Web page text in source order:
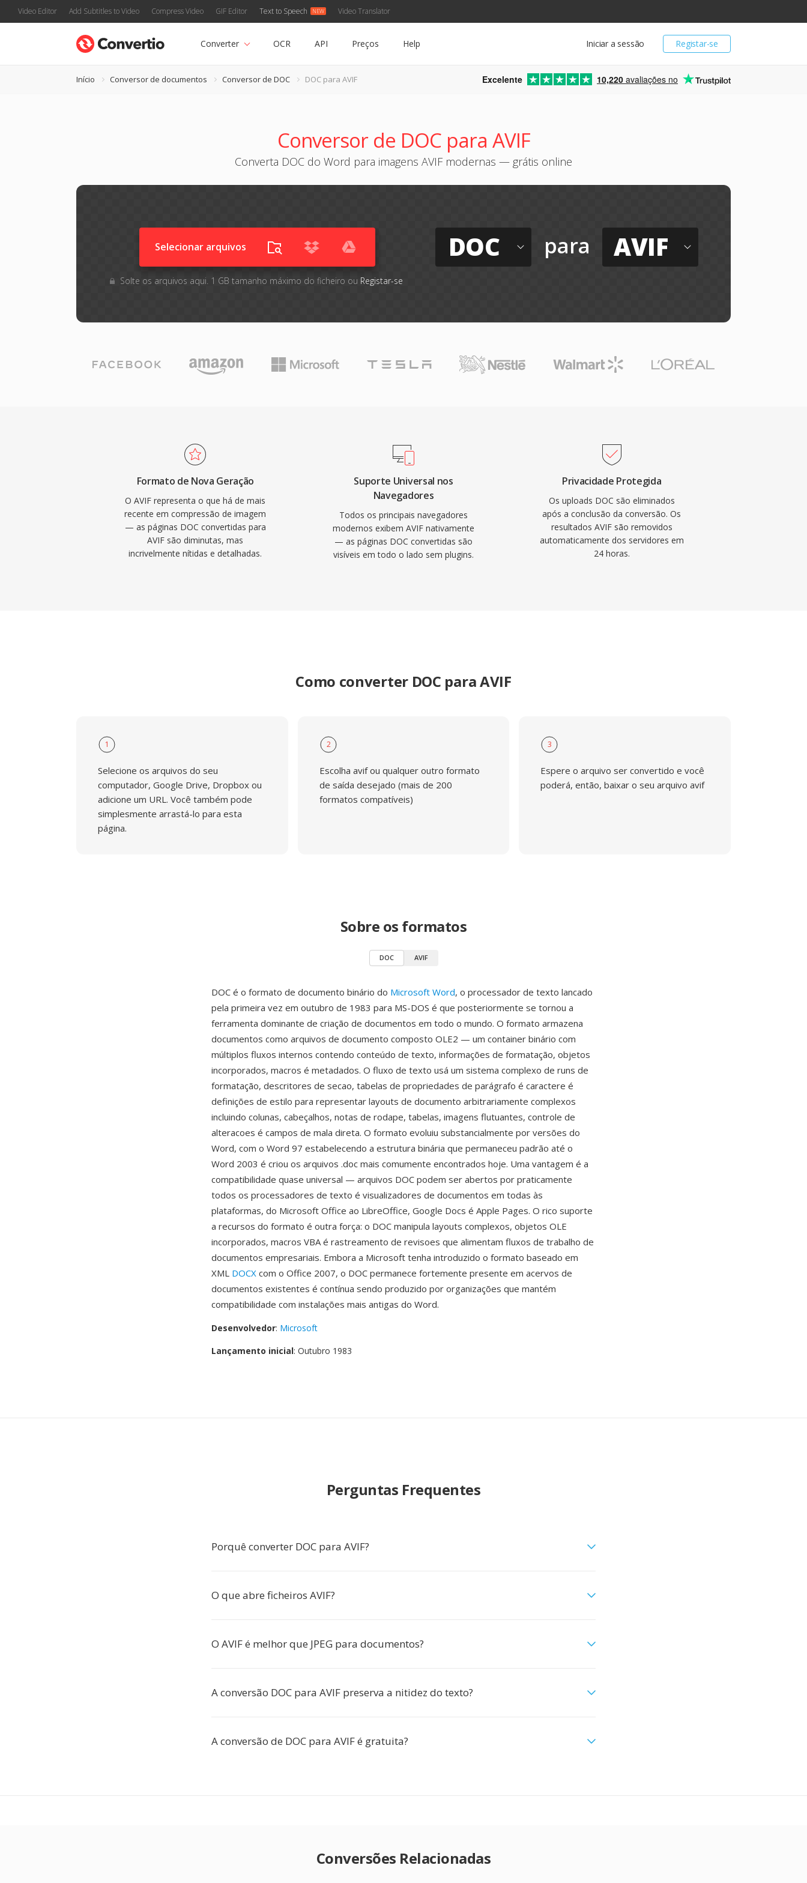
Video Editor Add Subtitles to Video Compress Video GIF Editor Text to Speech Video Translator
Registar-se
Iniciar a sessão
Converter OCR API Preços Help
Início Conversor de documentos Conversor de DOC DOC para AVIF Excelente 10,220 avaliações no
Conversor de DOC para AVIF
Converta DOC do Word para imagens AVIF modernas — grátis online
Selecionar arquivos
Solte os arquivos aqui. 1 GB tamanho máximo do ficheiro ou Registar-se
DOC para AVIF
Formato de Nova Geração
O AVIF representa o que há de mais
recente em compressão de imagem
— as páginas DOC convertidas para
AVIF são diminutas, mas
incrivelmente nítidas e detalhadas.
Suporte Universal nos
Navegadores
Todos os principais navegadores
modernos exibem AVIF nativamente
— as páginas DOC convertidas são
visíveis em todo o lado sem plugins.
Privacidade Protegida
Os uploads DOC são eliminados
após a conclusão da conversão. Os
resultados AVIF são removidos
automaticamente dos servidores em
24 horas.
Como converter DOC para AVIF
1
Selecione os arquivos do seu
computador, Google Drive, Dropbox ou
adicione um URL. Você também pode
simplesmente arrastá-lo para esta
página.
2
Escolha avif ou qualquer outro formato
de saída desejado (mais de 200
formatos compatíveis)
3
Espere o arquivo ser convertido e você
poderá, então, baixar o seu arquivo avif
Sobre os formatos
DOC AVIF
DOC é o formato de documento binário do Microsoft Word, o processador de texto lancado
pela primeira vez em outubro de 1983 para MS-DOS é que posteriormente se tornou a
ferramenta dominante de criação de documentos em todo o mundo. O formato armazena
documentos como arquivos de documento composto OLE2 — um container binário com
múltiplos fluxos internos contendo conteúdo de texto, informações de formatação, objetos
incorporados, macros é metadados. O fluxo de texto usá um sistema complexo de runs de
formatação, descritores de secao, tabelas de propriedades de parágrafo é caractere é
definições de estilo para representar layouts de documento arbitrariamente complexos
incluindo colunas, cabeçalhos, notas de rodape, tabelas, imagens flutuantes, controle de
alteracoes é campos de mala direta. O formato evoluiu substancialmente por versões do
Word, com o Word 97 estabelecendo a estrutura binária que permaneceu padrão até o
Word 2003 é criou os arquivos .doc mais comumente encontrados hoje. Uma vantagem é a
compatibilidade quase universal — arquivos DOC podem ser abertos por praticamente
todos os processadores de texto é visualizadores de documentos em todas às
plataformas, do Microsoft Office ao LibreOffice, Google Docs é Apple Pages. O rico suporte
a recursos do formato é outra força: o DOC manipula layouts complexos, objetos OLE
incorporados, macros VBA é rastreamento de revisoes que alimentam fluxos de trabalho de
documentos empresariais. Embora a Microsoft tenha introduzido o formato baseado em
XML DOCX com o Office 2007, o DOC permanece fortemente presente em acervos de
documentos existentes é contínua sendo produzido por organizações que mantém
compatibilidade com instalações mais antigas do Word.
Desenvolvedor: Microsoft
Lançamento inicial: Outubro 1983
Perguntas Frequentes
Porquê converter DOC para AVIF?
O que abre ficheiros AVIF?
O AVIF é melhor que JPEG para documentos?
A conversão DOC para AVIF preserva a nitidez do texto?
A conversão de DOC para AVIF é gratuita?
Conversões Relacionadas